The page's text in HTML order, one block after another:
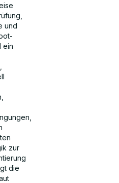
und
ein
zur
die